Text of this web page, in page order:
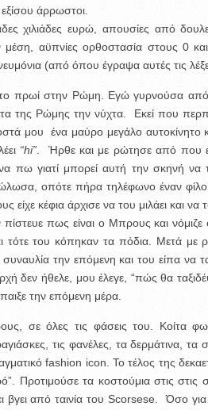
εξίσου άρρωστοι.
χιλιάδες ευρώ, απουσίες από
αϋπνίες ορθοστασία στους 0
(από όπου έγραψα αυτές τις
πρωί στην Ρώμη. Εγώ γυρνούσα από
της Ρώμης την νύχτα. Εκεί που
μου ένα μαύρο μεγάλο αυτοκίνητο
“hi”. Ήρθε και με ρώτησε από που
πω γιατί μπορεί αυτή την σκηνή να
οπότε πήρα τηλέφωνο έναν
κέφια άρχισε να του μιλάει και να
πίστευε πως είναι ο Μπρους και νόμιζε
τότε του κόπηκαν τα πόδια. Μετά με
την επόμενη και του είπα να
δεν ήθελε, μου έλεγε, “πώς θα
την επόμενη μέρα.
σε όλες τις φάσεις του. Κοίτα
τις φανέλες, τα δερμάτινα, τα
fashion icon. Το τέλος της
Προτιμούσε τα κοστούμια στις στις
βγει από ταινία του Scorsese. Όσο για